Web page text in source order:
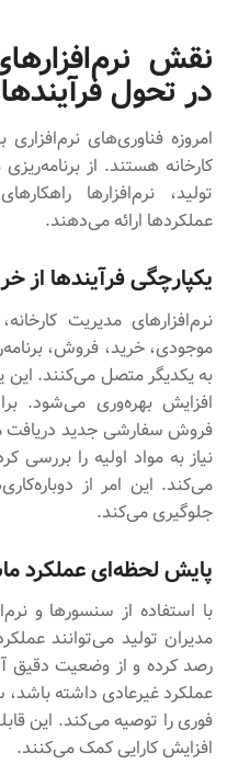
نقش
در تحول
امروزه فناوری‌های
کارخانه هستند. از
تولید، نرم‌افزارها
عملکردها ارائه می‌دهند.
یکپارچگی فرآیندها از
نرم‌افزارهای مدیریت
موجودی، خرید، فروش،
به یکدیگر متصل می‌کنند.
افزایش بهره‌وری می‌شود.
فروش سفارشی جدید دریافت
نیاز به مواد اولیه را بررسی
می‌کند. این امر از
جلوگیری می‌کند.
پایش لحظه‌ای عملکرد
با استفاده از سنسورها و
مدیران تولید می‌توانند
رصد کرده و از وضعیت دقیق
عملکرد غیرعادی داشته
فوری را توصیه می‌کند. این
افزایش کارایی کمک می‌کنند.